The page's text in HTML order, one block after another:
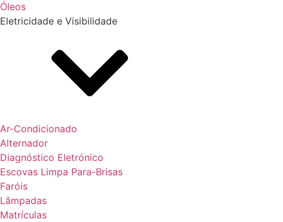
Óleos
Eletricidade e Visibilidade
Ar-Condicionado
Alternador
Diagnóstico Eletrónico
Escovas Limpa Para-Brisas
Faróis
Lâmpadas
Matrículas